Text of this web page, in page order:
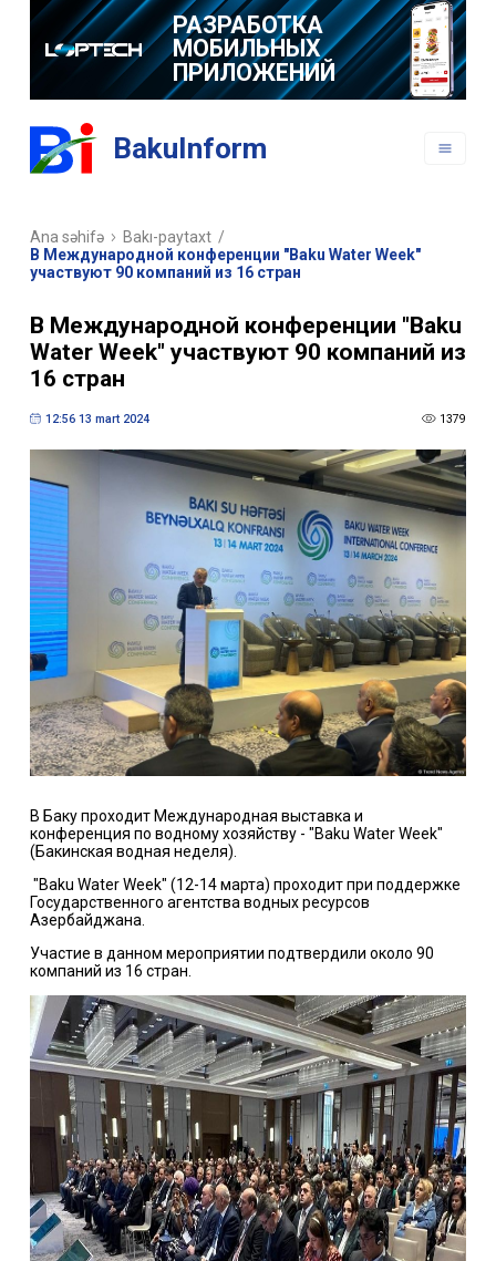
РАЗРАБОТКА
МОБИЛЬНЫХ
ПРИЛОЖЕНИЙ
BakuInform
Ana səhifə Bakı-paytaxt /
B Международной конференции "Baku Water Week"
участвуют 90 компаний из 16 стран
B Международной конференции "Baku
Water Week" участвуют 90 компаний из
16 стран
12:56 13 mart 2024 1379
В Баку проходит Международная выставка и
конференция по водному хозяйству - "Baku Water Week"
(Бакинская водная неделя).
"Baku Water Week" (12-14 марта) проходит при поддержке
Государственного агентства водных ресурсов
Азербайджана.
Участие в данном мероприятии подтвердили около 90
компаний из 16 стран.